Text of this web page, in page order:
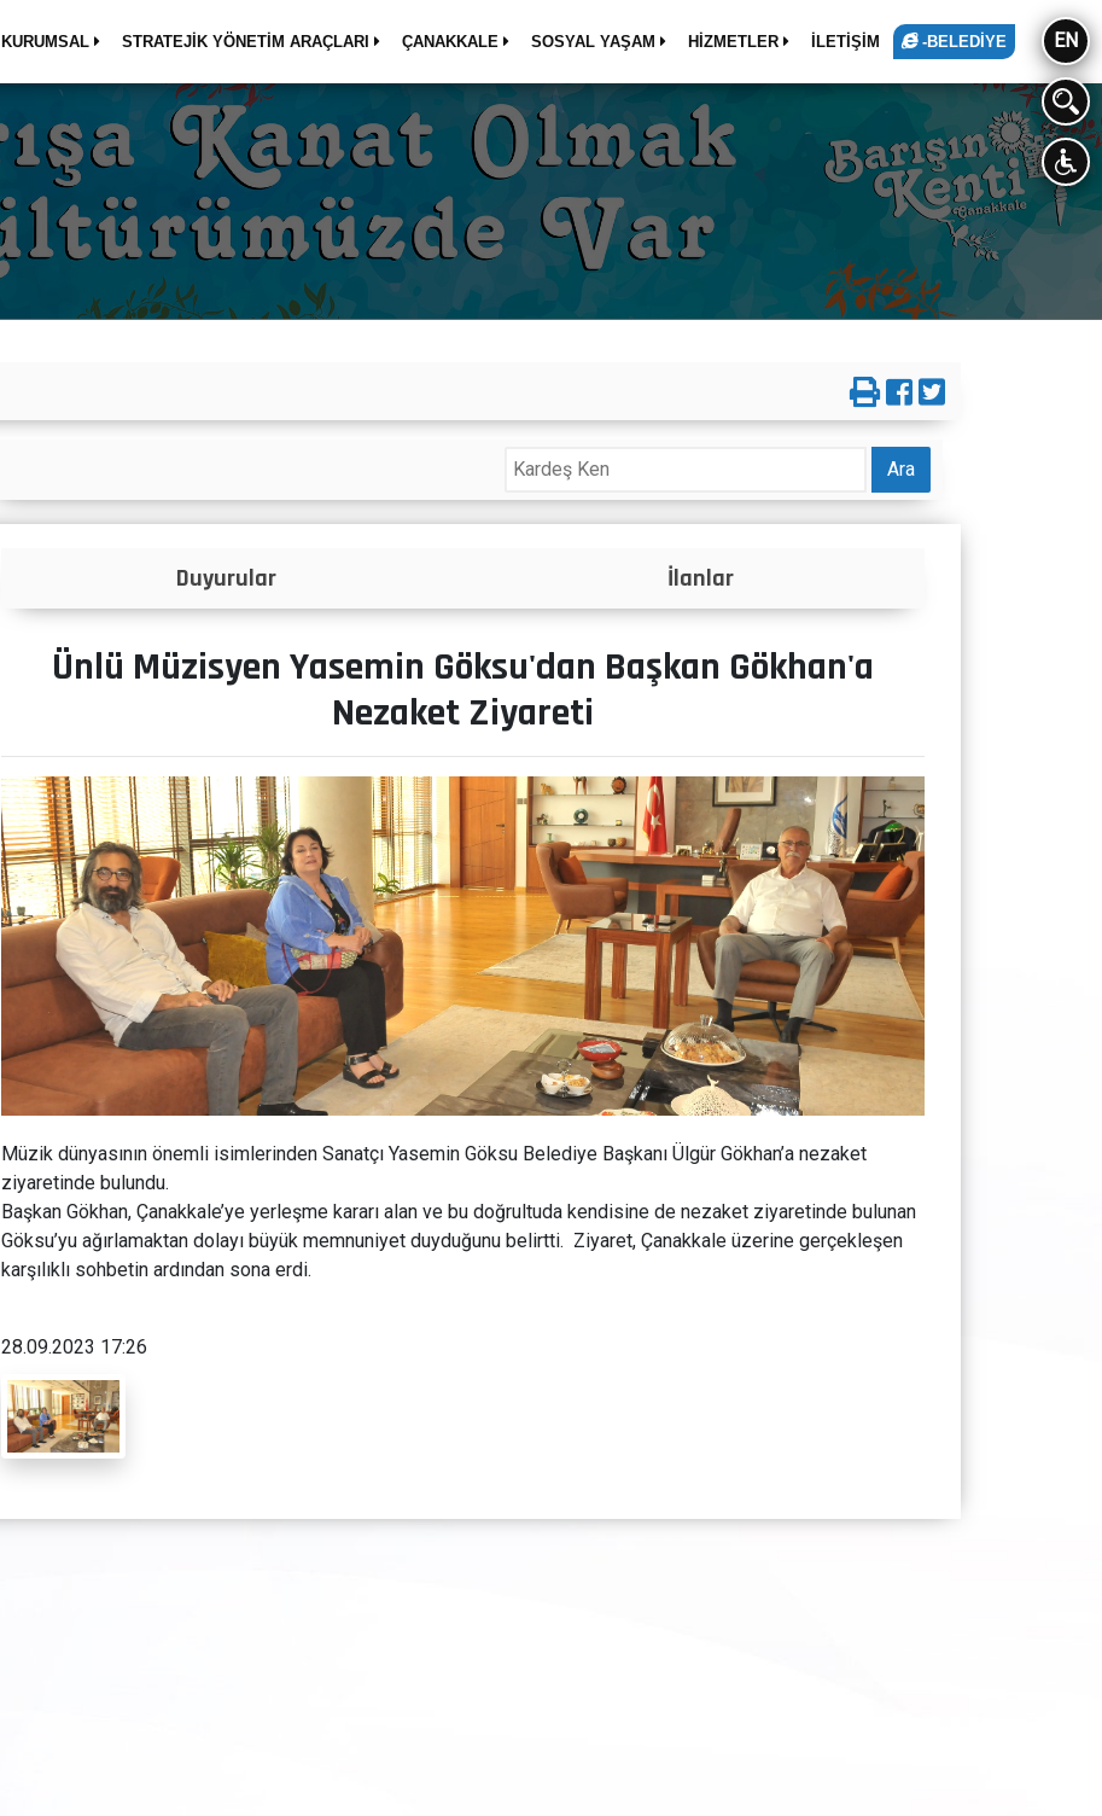
KURUMSAL STRATEJİK YÖNETİM ARAÇLARI ÇANAKKALE SOSYAL YAŞAM HİZMETLER İLETİŞİM -BELEDİYE EN
Ara
İlanlar Projeler
Ünlü Müzisyen Yasemin Göksu'dan Başkan Gökhan'a
Nezaket Ziyareti
Müzik dünyasının önemli isimlerinden Sanatçı Yasemin Göksu Belediye Başkanı Ülgür Gökhan’a nezaket
ziyaretinde bulundu.
Başkan Gökhan, Çanakkale’ye yerleşme kararı alan ve bu doğrultuda kendisine de nezaket ziyaretinde bulunan
Göksu’yu ağırlamaktan dolayı büyük memnuniyet duyduğunu belirtti. Ziyaret, Çanakkale üzerine gerçekleşen
karşılıklı sohbetin ardından sona erdi.
28.09.2023 17:26